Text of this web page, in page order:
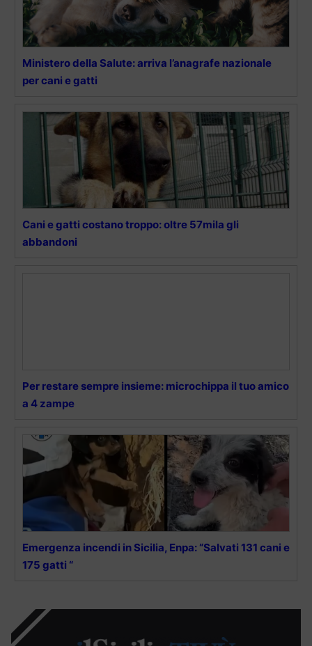
Ministero della Salute: arriva l’anagrafe nazionale
per cani e gatti
Cani e gatti costano troppo: oltre 57mila gli
abbandoni
Per restare sempre insieme: microchippa il tuo amico
a 4 zampe
Emergenza incendi in Sicilia, Enpa: “Salvati 131 cani e
175 gatti “